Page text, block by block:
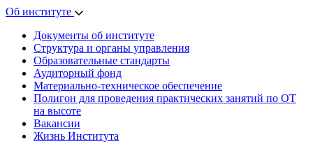
Об институте
Документы об институте
Структура и органы управления
Образовательные стандарты
Аудиторный фонд
Материально-техническое обеспечение
Полигон для проведения практических занятий по ОТ
на высоте
Вакансии
Жизнь Института